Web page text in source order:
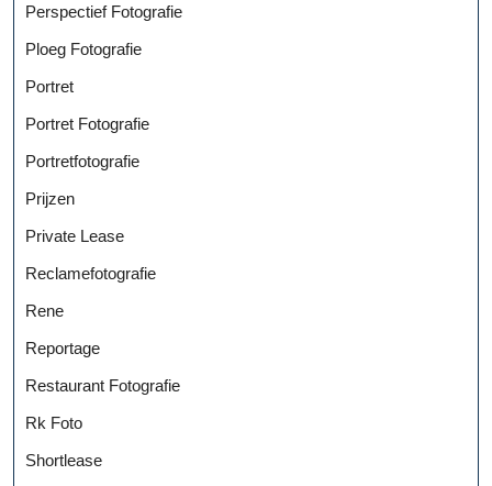
Perspectief Fotografie
Ploeg Fotografie
Portret
Portret Fotografie
Portretfotografie
Prijzen
Private Lease
Reclamefotografie
Rene
Reportage
Restaurant Fotografie
Rk Foto
Shortlease